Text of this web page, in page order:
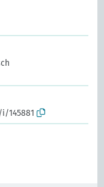
145881